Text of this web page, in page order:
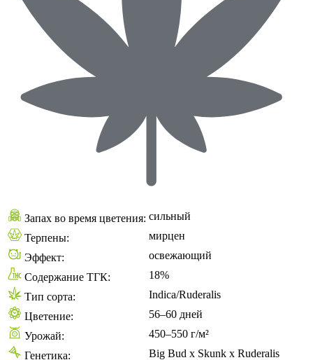
Запах во время цветения: сильный
Терпены:
мирцен
Эффект:
освежающий
Содержание ТГК:
18%
Тип сорта:
Indica/Ruderalis
Цветение:
56–60 дней
Урожай:
450–550 г/м²
Генетика:
Big Bud x Skunk x Ruderalis